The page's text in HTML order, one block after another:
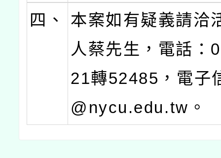
四、
本案如有疑義請洽
人蔡先生，電話：
21轉52485，電子
@nycu.edu.tw。